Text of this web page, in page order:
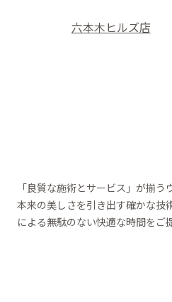
六本木ヒルズ店
「良質な施術とサービス」が揃う
本来の美しさを引き出す確かな技
による無駄のない快適な時間をご